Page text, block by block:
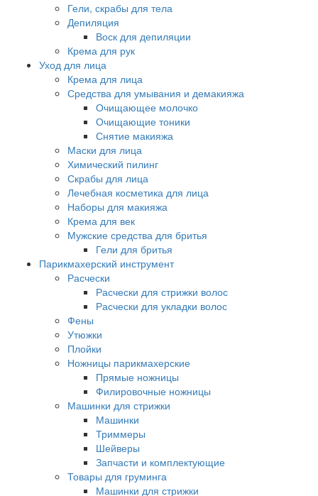
Гели, скрабы для тела
Депиляция
Воск для депиляции
Крема для рук
Уход для лица
Крема для лица
Средства для умывания и демакияжа
Очищающее молочко
Очищающие тоники
Снятие макияжа
Маски для лица
Химический пилинг
Скрабы для лица
Лечебная косметика для лица
Наборы для макияжа
Крема для век
Мужские средства для бритья
Гели для бритья
Парикмахерский инструмент
Расчески
Расчески для стрижки волос
Расчески для укладки волос
Фены
Утюжки
Плойки
Ножницы парикмахерские
Прямые ножницы
Филировочные ножницы
Машинки для стрижки
Машинки
Триммеры
Шейверы
Запчасти и комплектующие
Товары для груминга
Машинки для стрижки